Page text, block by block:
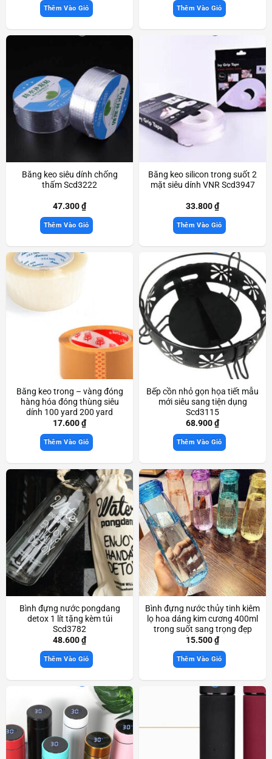
Thêm Vào Giỏ Thêm Vào Giỏ
Băng keo siêu dính chống
thấm Scd3222
47.300₫
Thêm Vào Giỏ
Băng keo silicon trong suốt 2
mặt siêu dính VNR Scd3947
33.800₫
Thêm Vào Giỏ
Băng keo trong – vàng đóng
hàng hóa đóng thùng siêu
dính 100 yard 200 yard
Scd3872
17.600₫
Thêm Vào Giỏ
Bếp cồn nhỏ gọn họa tiết mẫu
mới siêu sang tiện dụng
Scd3115
68.900₫
Thêm Vào Giỏ
Bình đựng nước pongdang
detox 1 lít tặng kèm túi
Scd3782
48.600₫
Thêm Vào Giỏ
Bình đựng nước thủy tinh kiêm
lọ hoa dáng kim cương 400ml
trong suốt sang trọng đẹp
mắt Scd3801
15.500₫
Thêm Vào Giỏ